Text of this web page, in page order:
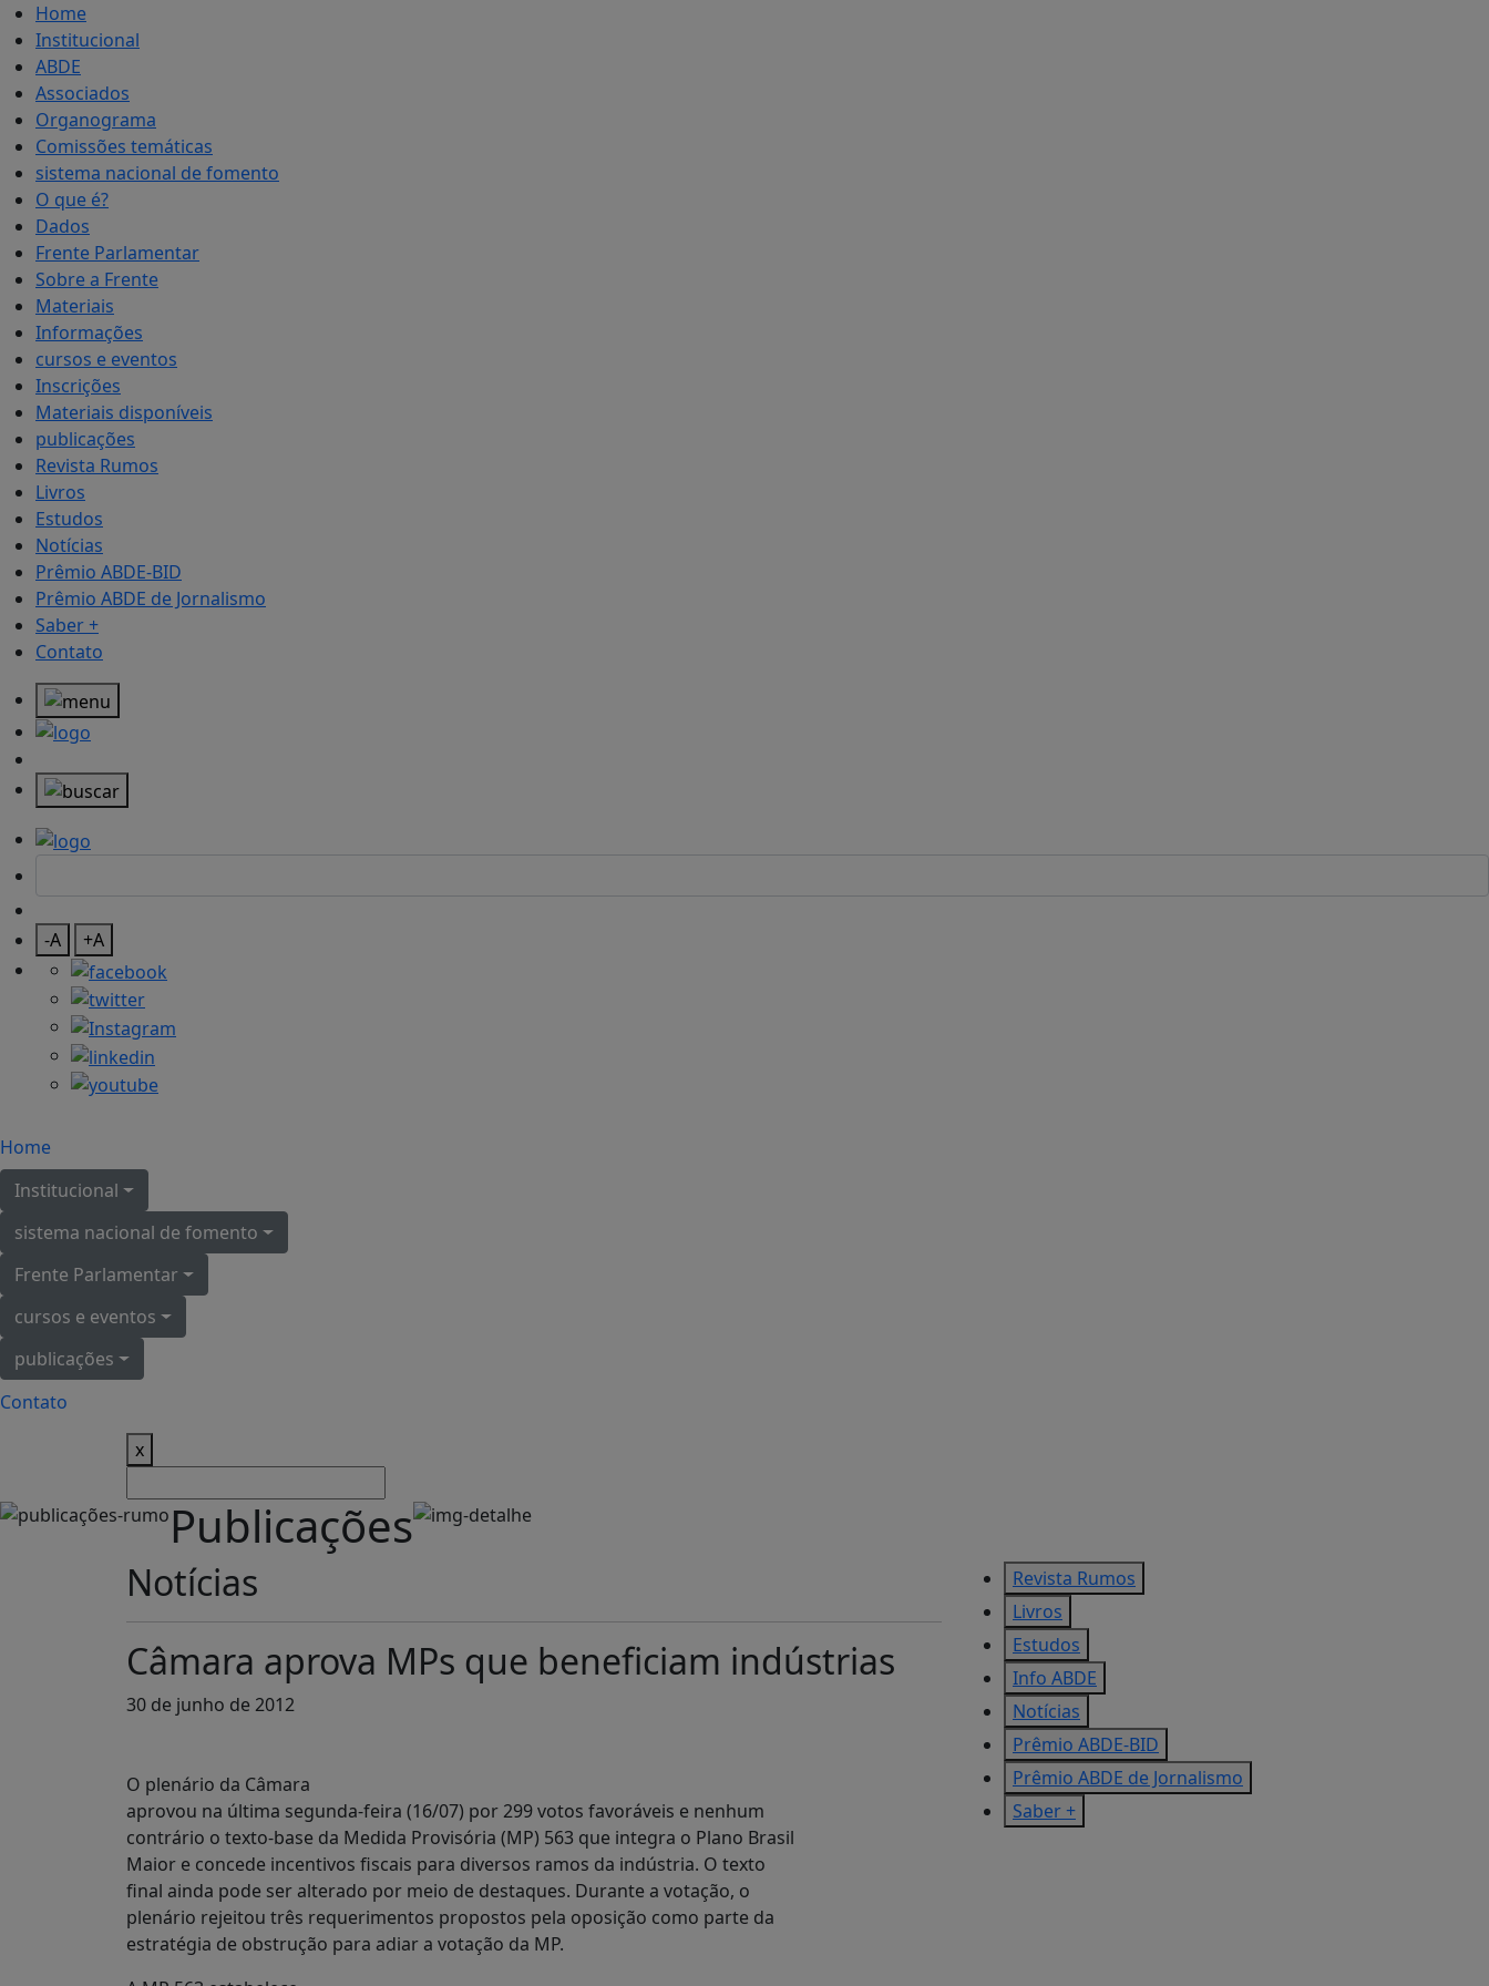
Home
Institucional
ABDE
Associados
Organograma
Comissões temáticas
sistema nacional de fomento
O que é?
Dados
Frente Parlamentar
Sobre a Frente
Materiais
Informações
cursos e eventos
Inscrições
Materiais disponíveis
publicações
Revista Rumos
Livros
Estudos
Notícias
Prêmio ABDE-BID
Prêmio ABDE de Jornalismo
Saber +
Contato
-A +A
Home
Institucional
sistema nacional de fomento
Frente Parlamentar
cursos e eventos
publicações
Contato
x
Publicações
Notícias
Câmara aprova MPs que beneficiam indústrias
30 de junho de 2012
O plenário da Câmara
aprovou na última segunda-feira (16/07) por 299 votos favoráveis e nenhum
contrário o texto-base da Medida Provisória (MP) 563 que integra o Plano Brasil
Maior e concede incentivos fiscais para diversos ramos da indústria. O texto
final ainda pode ser alterado por meio de destaques. Durante a votação, o
plenário rejeitou três requerimentos propostos pela oposição como parte da
estratégia de obstrução para adiar a votação da MP.
Revista Rumos
Livros
Estudos
Info ABDE
Notícias
Prêmio ABDE-BID
Prêmio ABDE de Jornalismo
Saber +